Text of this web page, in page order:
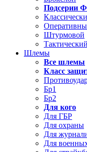
Подсерии
Штурмовой
Тактический
Шлемы
Все шлемы
Класс
Бр1
Бр2
Для кого
Для ГБР
Для охраны
Для
Для